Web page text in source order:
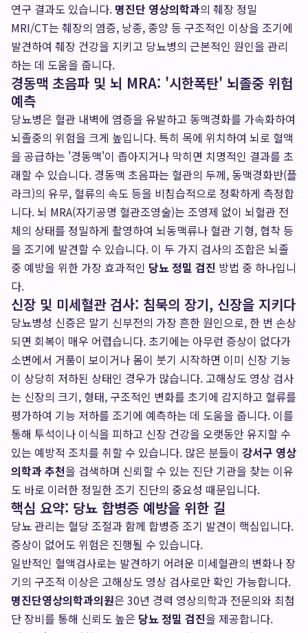
연구 결과도 있습니다. 명진단 영상의학과의 췌장 정밀
MRI/CT는 췌장의 염증, 낭종, 종양 등 구조적인 이상을 조기에
발견하여 췌장 건강을 지키고 당뇨병의 근본적인 원인을 관리
하는 데 도움을 줍니다.
경동맥 초음파 및 뇌 MRA: '시한폭탄' 뇌졸중 위험
예측
당뇨병은 혈관 내벽에 염증을 유발하고 동맥경화를 가속화하여
뇌졸중의 위험을 크게 높입니다. 특히 목에 위치하여 뇌로 혈액
을 공급하는 '경동맥'이 좁아지거나 막히면 치명적인 결과를 초
래할 수 있습니다. 경동맥 초음파는 혈관의 두께, 동맥경화반(플
라크)의 유무, 혈류의 속도 등을 비침습적으로 정확하게 측정합
니다. 뇌 MRA(자기공명 혈관조영술)는 조영제 없이 뇌혈관 전
체의 상태를 정밀하게 촬영하여 뇌동맥류나 혈관 기형, 협착 등
을 조기에 발견할 수 있습니다. 이 두 가지 검사의 조합은 뇌졸
중 예방을 위한 가장 효과적인 당뇨 정밀 검진 방법 중 하나입니
다.
신장 및 미세혈관 검사: 침묵의 장기, 신장을 지키다
당뇨병성 신증은 말기 신부전의 가장 흔한 원인으로, 한 번 손상
되면 회복이 매우 어렵습니다. 초기에는 아무런 증상이 없다가
소변에서 거품이 보이거나 몸이 붓기 시작하면 이미 신장 기능
이 상당히 저하된 상태인 경우가 많습니다. 고해상도 영상 검사
는 신장의 크기, 형태, 구조적인 변화를 초기에 감지하고 혈류를
평가하여 기능 저하를 조기에 예측하는 데 도움을 줍니다. 이를
통해 투석이나 이식을 피하고 신장 건강을 오랫동안 유지할 수
있는 예방적 조치를 취할 수 있습니다. 많은 분들이 강서구 영상
의학과 추천을 검색하며 신뢰할 수 있는 진단 기관을 찾는 이유
도 바로 이러한 정밀한 조기 진단의 중요성 때문입니다.
핵심 요약: 당뇨 합병증 예방을 위한 길
당뇨 관리는 혈당 조절과 함께 합병증 조기 발견이 핵심입니다.
증상이 없어도 위험은 진행될 수 있습니다.
일반적인 혈액검사로는 발견하기 어려운 미세혈관의 변화나 장
기의 구조적 이상은 고해상도 영상 검사로만 확인 가능합니다.
명진단영상의학과의원은 30년 경력 영상의학과 전문의와 최첨
단 장비를 통해 신뢰도 높은 당뇨 정밀 검진을 제공합니다.